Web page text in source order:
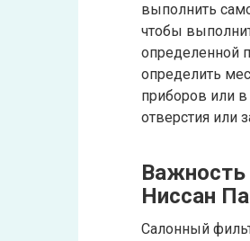
выполнить
чтобы
определенной
определить
приборов или
отверстия или
Важность
Ниссан
Салонный